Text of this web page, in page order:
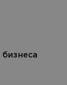
бизнеса